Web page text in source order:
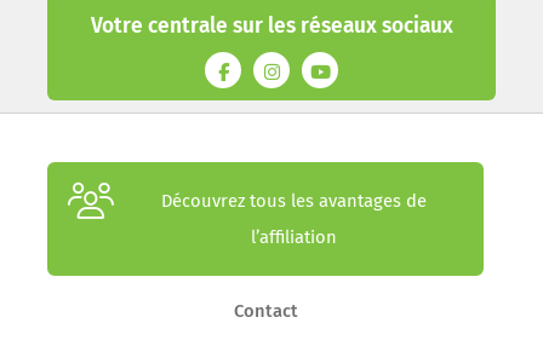
Votre centrale sur les réseaux sociaux
Découvrez tous les avantages de
l’affiliation
Contact